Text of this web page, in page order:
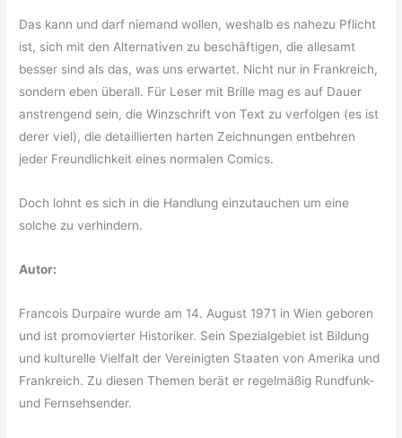
Das kann und darf niemand wollen, weshalb es nahezu Pflicht
ist, sich mit den Alternativen zu beschäftigen, die allesamt
besser sind als das, was uns erwartet. Nicht nur in Frankreich,
sondern eben überall. Für Leser mit Brille mag es auf Dauer
anstrengend sein, die Winzschrift von Text zu verfolgen (es ist
derer viel), die detaillierten harten Zeichnungen entbehren
jeder Freundlichkeit eines normalen Comics.
Doch lohnt es sich in die Handlung einzutauchen um eine
solche zu verhindern.
Autor:
Francois Durpaire wurde am 14. August 1971 in Wien geboren
und ist promovierter Historiker. Sein Spezialgebiet ist Bildung
und kulturelle Vielfalt der Vereinigten Staaten von Amerika und
Frankreich. Zu diesen Themen berät er regelmäßig Rundfunk-
und Fernsehsender.